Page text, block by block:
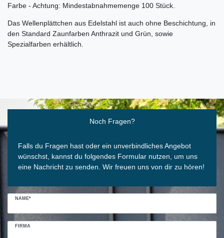
Farbe - Achtung: Mindestabnahmemenge 100 Stück.
Das Wellenplättchen aus Edelstahl ist auch ohne Beschichtung, in
den Standard Zaunfarben Anthrazit und Grün, sowie
Spezialfarben erhältlich.
Noch Fragen?
Falls du Fragen hast oder ein unverbindliches Angebot
wünschst, kannst du folgendes Formular nutzen, um uns
eine Nachricht zu senden. Wir freuen uns von dir zu hören!
NAME*
FIRMA
Ceres::Template.mailFormHoneypotLabel